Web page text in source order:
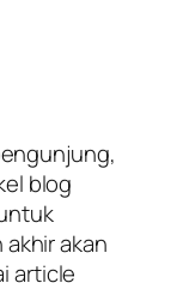
blog
akan
article